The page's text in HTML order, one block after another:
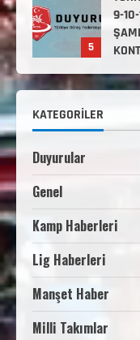
5
9-
1
3.
3
KATEGORILER
Duyurular
Genel
Kamp Haberleri
Lig Haberleri
Manşet Haber
Milli Takımlar